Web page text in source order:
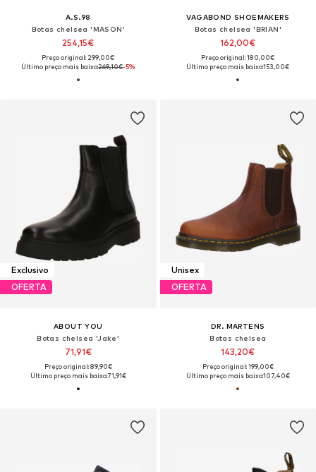
A.S.98
Botas chelsea 'MASON'
254,15€
Preço original: 299,00€
Último preço mais baixo:269,10€-5%
VAGABOND SHOEMAKERS
Botas chelsea 'BRIAN'
162,00€
Preço original: 180,00€
Último preço mais baixo:153,00€
Exclusivo
OFERTA
ABOUT YOU
Botas chelsea 'Jake'
71,91€
Preço original: 89,90€
Último preço mais baixo:71,91€
Unisex
OFERTA
DR. MARTENS
Botas chelsea
143,20€
Preço original: 199,00€
Último preço mais baixo:107,40€